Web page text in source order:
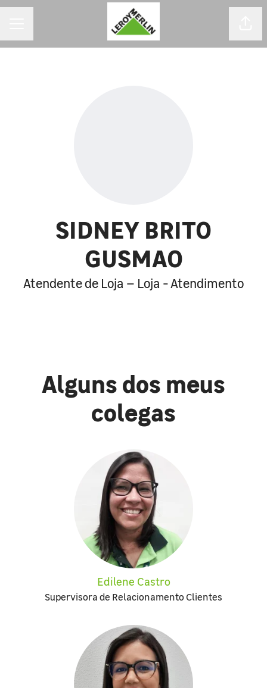
SIDNEY BRITO
GUSMAO
Atendente de Loja – Loja - Atendimento
Alguns dos meus
colegas
Edilene Castro
Supervisora de Relacionamento Clientes